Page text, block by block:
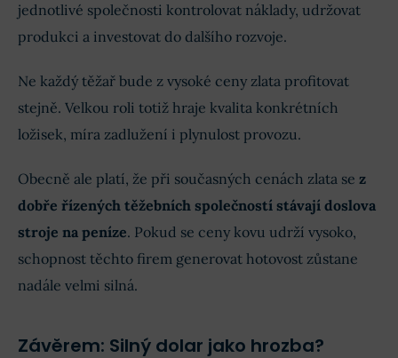
jednotlivé společnosti kontrolovat náklady, udržovat
produkci a investovat do dalšího rozvoje.
Ne každý těžař bude z vysoké ceny zlata profitovat
stejně. Velkou roli totiž hraje kvalita konkrétních
ložisek, míra zadlužení i plynulost provozu.
Obecně ale platí, že při současných cenách zlata se z
dobře řízených těžebních společností stávají doslova
stroje na peníze. Pokud se ceny kovu udrží vysoko,
schopnost těchto firem generovat hotovost zůstane
nadále velmi silná.
Závěrem: Silný dolar jako hrozba?